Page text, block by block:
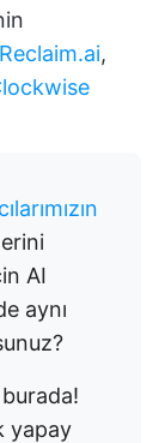
Reclaim.ai,
AI
aynı
yapay